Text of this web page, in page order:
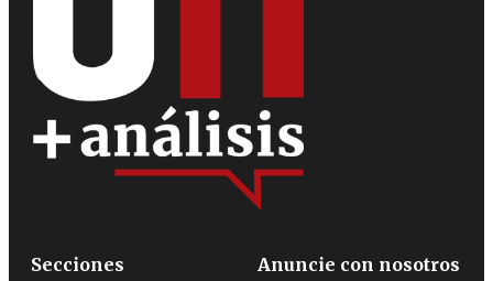
Secciones
Anuncie con nosotros